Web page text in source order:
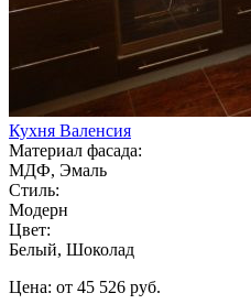
Кухня Валенсия
Материал фасада:
МДФ, Эмаль
Стиль:
Модерн
Цвет:
Белый, Шоколад
Цена: от 45 526 руб.